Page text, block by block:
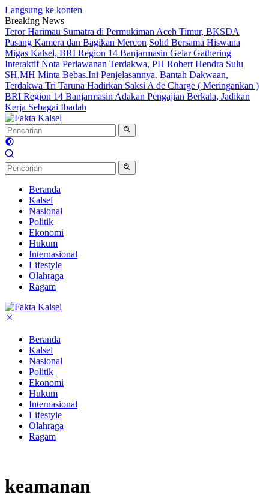
Langsung ke konten
Breaking News
Teror Harimau Sumatra di Permukiman Aceh Timur, BKSDA
Pasang Kamera dan Bagikan Mercon Solid Bersama Hiswana
Migas Kalsel, BRI Region 14 Banjarmasin Gelar Gathering
Interaktif Nota Perlawanan Terdakwa, PH Robert Hendra Sulu
SH,MH Minta Bebas.Ini Penjelasannya. Bantah Dakwaan,
Terdakwa Tri Taruna Hadirkan Saksi A de Charge ( Meringankan )
BRI Region 14 Banjarmasin Adakan Pengajian Berkala, Jadikan
Kerja Sebagai Ibadah
Beranda
Kalsel
Nasional
Politik
Ekonomi
Hukum
Internasional
Lifestyle
Olahraga
Ragam
Beranda
Kalsel
Nasional
Politik
Ekonomi
Hukum
Internasional
Lifestyle
Olahraga
Ragam
keamanan